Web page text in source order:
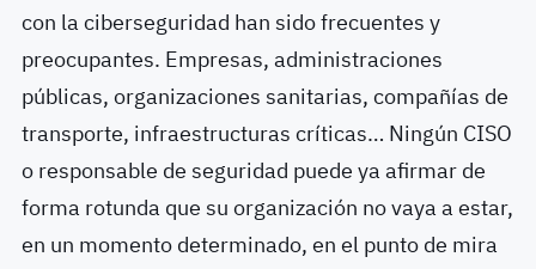
con la ciberseguridad han sido frecuentes y
preocupantes. Empresas, administraciones
públicas, organizaciones sanitarias, compañías de
transporte, infraestructuras críticas… Ningún CISO
o responsable de seguridad puede ya afirmar de
forma rotunda que su organización no vaya a estar,
en un momento determinado, en el punto de mira